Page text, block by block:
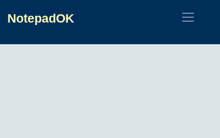
NotepadOK